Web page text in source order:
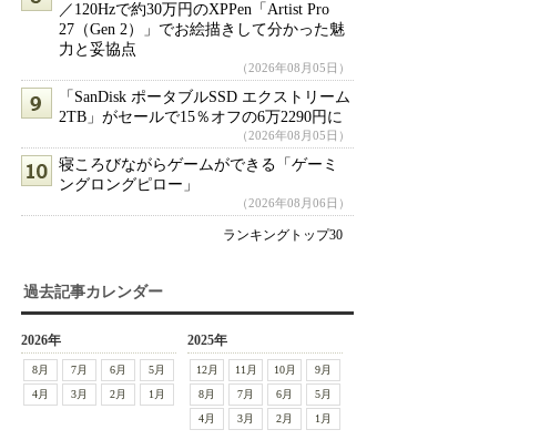
／120Hzで約30万円のXPPen「Artist Pro
27（Gen 2）」でお絵描きして分かった魅
力と妥協点
（2026年08月05日）
「SanDisk ポータブルSSD エクストリーム
2TB」がセールで15％オフの6万2290円に
（2026年08月05日）
寝ころびながらゲームができる「ゲーミ
ングロングピロー」
（2026年08月06日）
ランキングトップ30
過去記事カレンダー
2026年
8月 7月 6月
5月
4月
3月 2月 1月
2025年
12月 11月 10月
9月
8月
7月 6月
5月
4月
3月 2月 1月